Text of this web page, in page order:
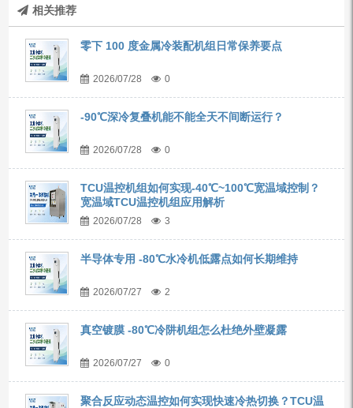
相关推荐
零下 100 度金属冷装配机组日常保养要点
2026/07/28 0
-90℃深冷复叠机能不能全天不间断运行？
2026/07/28 0
TCU温控机组如何实现-40℃~100℃宽温域控制？
宽温域TCU温控机组应用解析
2026/07/28 3
半导体专用 -80℃水冷机低露点如何长期维持
2026/07/27 2
真空镀膜 -80℃冷阱机组怎么杜绝外壁凝露
2026/07/27 0
聚合反应动态温控如何实现快速冷热切换？TCU温